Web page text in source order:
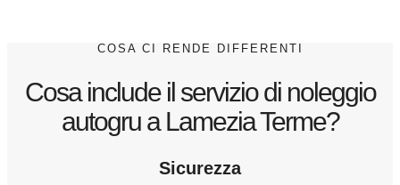
COSA CI RENDE DIFFERENTI
Cosa include il servizio di noleggio
autogru a Lamezia Terme?
Sicurezza